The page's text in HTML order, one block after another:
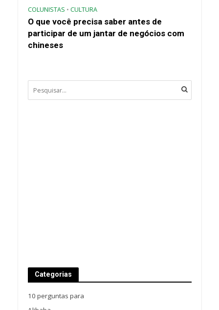
COLUNISTAS • CULTURA
O que você precisa saber antes de
participar de um jantar de negócios com
chineses
Categorias
10 perguntas para